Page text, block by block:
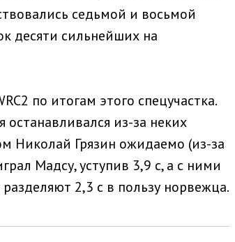
седьмой и восьмой
десяти сильнейших на
по итогам этого спецучастка.
из-за неких
Николай Грязин ожидаемо (из-за
Мадсу, уступив 3,9 с, а с ними
2,3 с в пользу норвежца.